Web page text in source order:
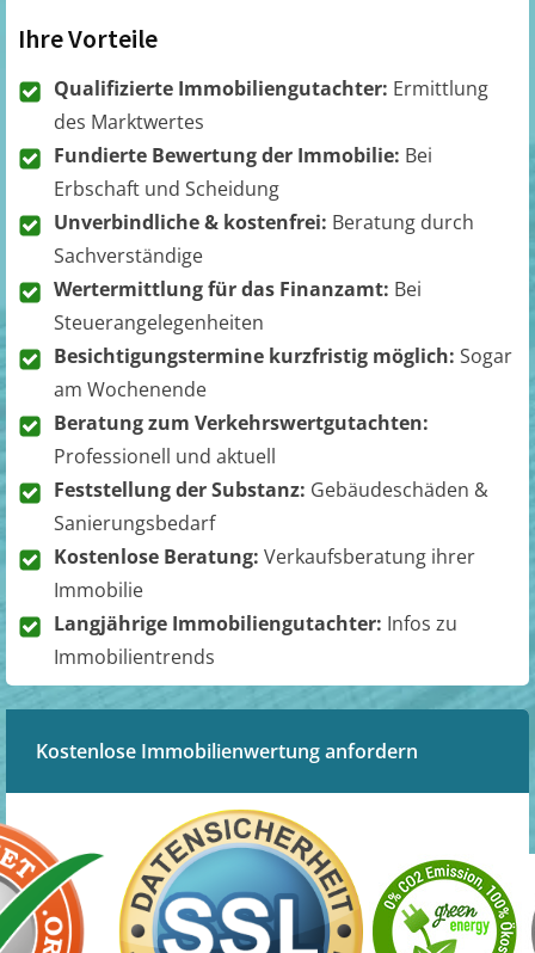
Ihre Vorteile
Qualifizierte Immobiliengutachter: Ermittlung
des Marktwertes
Fundierte Bewertung der Immobilie: Bei
Erbschaft und Scheidung
Unverbindliche & kostenfrei: Beratung durch
Sachverständige
Wertermittlung für das Finanzamt: Bei
Steuerangelegenheiten
Besichtigungstermine kurzfristig möglich: Sogar
am Wochenende
Beratung zum Verkehrswertgutachten:
Professionell und aktuell
Feststellung der Substanz: Gebäudeschäden &
Sanierungsbedarf
Kostenlose Beratung: Verkaufsberatung ihrer
Immobilie
Langjährige Immobiliengutachter: Infos zu
Immobilientrends
Kostenlose Immobilienwertung anfordern